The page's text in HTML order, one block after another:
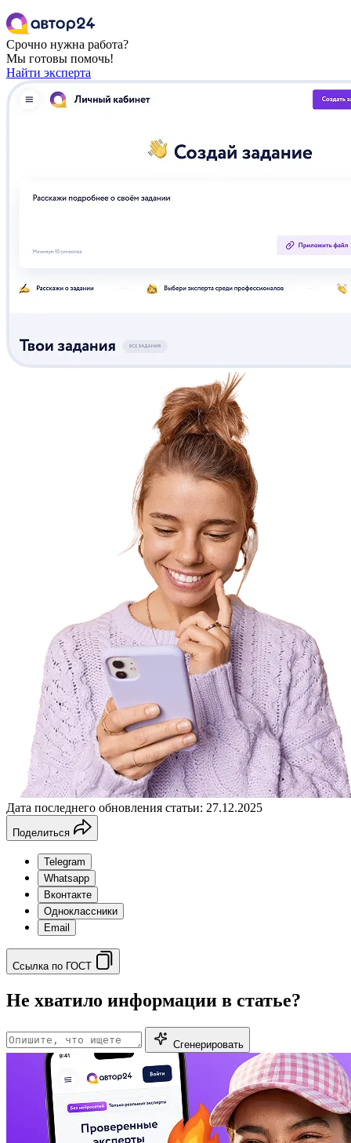
Срочно нужна работа?
Мы готовы помочь!
Найти эксперта
Дата последнего обновления статьи: 27.12.2025
Поделиться
Telegram
Whatsapp
Вконтакте
Одноклассники
Email
Ссылка по ГОСТ
Не хватило информации в статье?
Сгенерировать